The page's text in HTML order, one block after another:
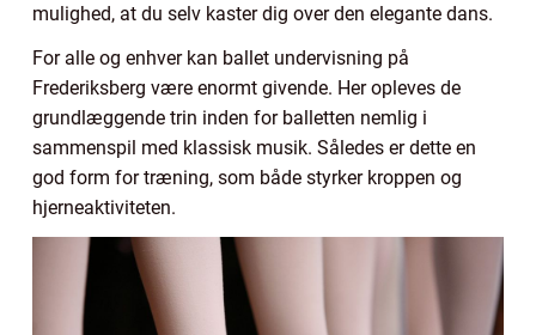
mulighed, at du selv kaster dig over den elegante dans.
For alle og enhver kan ballet undervisning på
Frederiksberg være enormt givende. Her opleves de
grundlæggende trin inden for balletten nemlig i
sammenspil med klassisk musik. Således er dette en
god form for træning, som både styrker kroppen og
hjerneaktiviteten.